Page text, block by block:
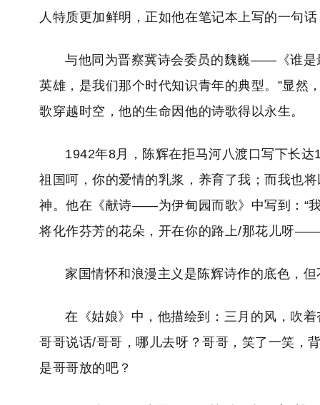
人特质更加鲜明，正如他在笔记本上写的一句
与他同为晋察冀诗会委员的魏巍——《谁是
英雄，是我们那个时代知识青年的典型。”显然
歌穿越时空，他的生命因他的诗歌得以永生。
1942年8月，陈辉在拒马河八渡口写下长
祖国呵，你的爱情的乳浆，养育了我；而我也
神。他在《献诗——为伊甸园而歌》中写到：“
将化作芬芳的花朵，开在你的路上/那花儿呀
家国情怀和浪漫主义是陈辉诗作的底色，
在《姑娘》中，他描绘到：三月的风，吹
哥哥说话/哥哥，哪儿去呀？哥哥，笑了一笑，
是哥哥放的吧？